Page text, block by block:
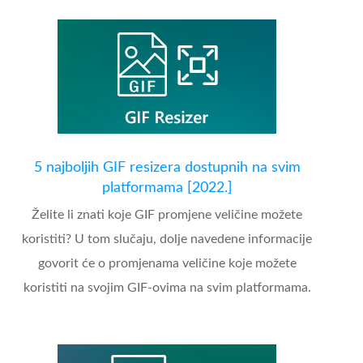
5 najboljih GIF resizera dostupnih na svim
platformama [2022.]
Želite li znati koje GIF promjene veličine možete
koristiti? U tom slučaju, dolje navedene informacije
govorit će o promjenama veličine koje možete
koristiti na svojim GIF-ovima na svim platformama.